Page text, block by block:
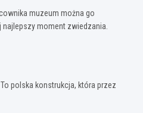
muzeum można go
moment zwiedzania.
polska konstrukcja, która przez